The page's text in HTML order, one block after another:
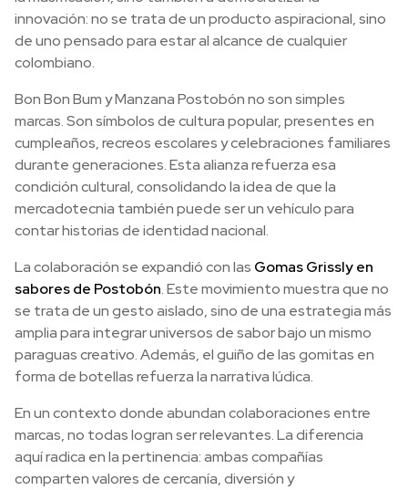
innovación: no se trata de un producto aspiracional, sino
de uno pensado para estar al alcance de cualquier
colombiano.
Bon Bon Bum y Manzana Postobón no son simples
marcas. Son símbolos de cultura popular, presentes en
cumpleaños, recreos escolares y celebraciones familiares
durante generaciones. Esta alianza refuerza esa
condición cultural, consolidando la idea de que la
mercadotecnia también puede ser un vehículo para
contar historias de identidad nacional.
La colaboración se expandió con las Gomas Grissly en
sabores de Postobón. Este movimiento muestra que no
se trata de un gesto aislado, sino de una estrategia más
amplia para integrar universos de sabor bajo un mismo
paraguas creativo. Además, el guiño de las gomitas en
forma de botellas refuerza la narrativa lúdica.
En un contexto donde abundan colaboraciones entre
marcas, no todas logran ser relevantes. La diferencia
aquí radica en la pertinencia: ambas compañías
comparten valores de cercanía, diversión y